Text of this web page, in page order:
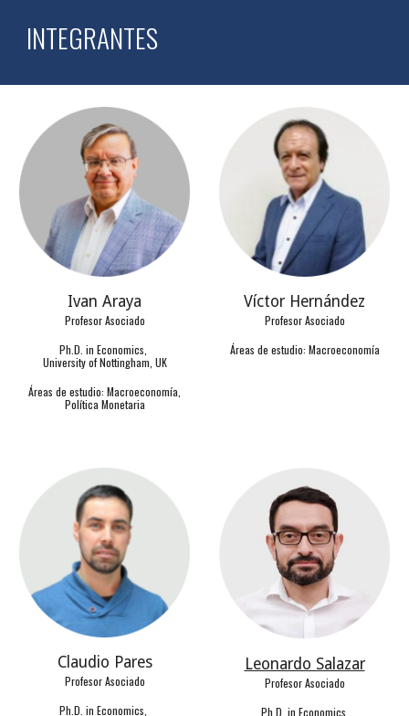
INTEGRANTES
Ivan Araya
Profesor Asociado
Ph.D. in Economics,
University of Nottingham, UK
Áreas de estudio: Macroeconomía,
Política Monetaria
Víctor Hernández
Profesor Asociado
Áreas de estudio: Macroeconomía
Claudio Pares
Profesor Asociado
Ph.D. in Economics,
Leonardo Salazar
Profesor Asociado
Ph.D. in Economics,